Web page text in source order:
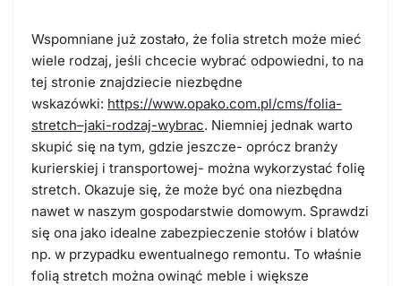
Wspomniane już zostało, że folia stretch może mieć
wiele rodzaj, jeśli chcecie wybrać odpowiedni, to na
tej stronie znajdziecie niezbędne
wskazówki: https://www.opako.com.pl/cms/folia-
stretch–jaki-rodzaj-wybrac. Niemniej jednak warto
skupić się na tym, gdzie jeszcze- oprócz branży
kurierskiej i transportowej- można wykorzystać folię
stretch. Okazuje się, że może być ona niezbędna
nawet w naszym gospodarstwie domowym. Sprawdzi
się ona jako idealne zabezpieczenie stołów i blatów
np. w przypadku ewentualnego remontu. To właśnie
folią stretch można owinąć meble i większe